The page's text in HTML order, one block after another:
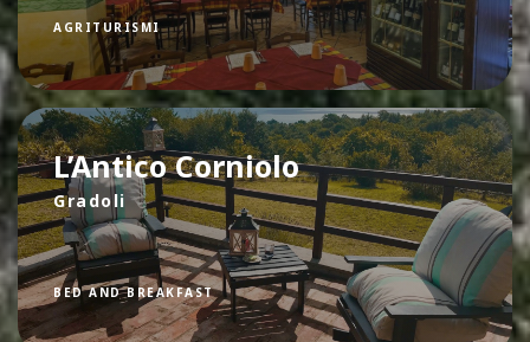
AGRITURISMI
L’Antico Corniolo
Gradoli
BED AND BREAKFAST